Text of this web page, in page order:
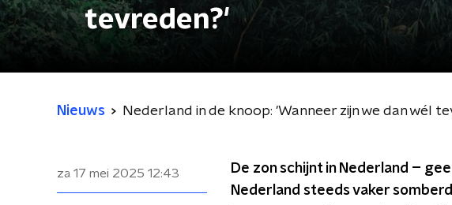
tevreden?'
Nieuws Nederland in de knoop: 'Wanneer zijn we dan wél
za 17 mei 2025 12:43
De zon schijnt in Nederland –
Nederland steeds vaker